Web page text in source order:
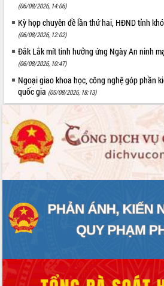
(06/08/2026, 14:06)
Kỳ họp chuyên đề lần thứ hai, HĐND tỉnh
(06/08/2026, 12:02)
Đắk Lắk mít tinh hưởng ứng Ngày An ninh
(06/08/2026, 10:47)
Ngoại giao khoa học, công nghệ góp phần
quốc gia (05/08/2026, 18:13)